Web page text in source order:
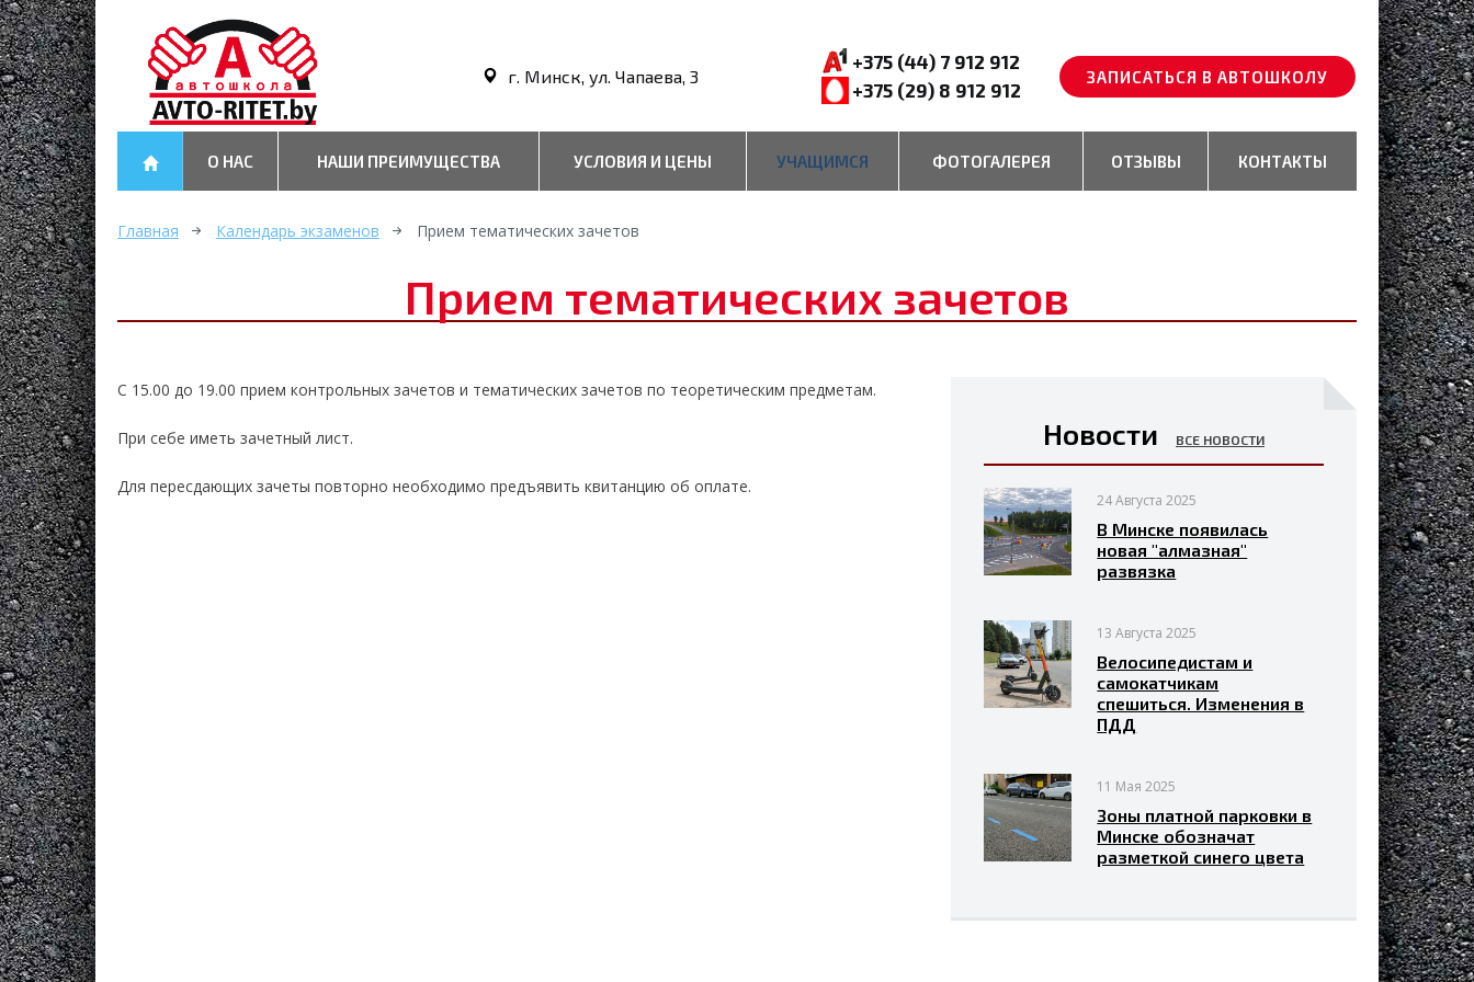
г. Минск, ул. Чапаева, 3
+375 (44) 7 912 912
+375 (29) 8 912 912
ЗАПИСАТЬСЯ В АВТОШКОЛУ
О НАС НАШИ ПРЕИМУЩЕСТВА УСЛОВИЯ И ЦЕНЫ УЧАЩИМСЯ ФОТОГАЛЕРЕЯ ОТЗЫВЫ КОНТАКТЫ
Главная Календарь экзаменов Прием тематических зачетов
Прием тематических зачетов
С 15.00 до 19.00 прием контрольных зачетов и тематических зачетов по теоретическим предметам.
При себе иметь зачетный лист.
Для пересдающих зачеты повторно необходимо предъявить квитанцию об оплате.
Новости ВСЕ НОВОСТИ
24 Августа 2025
В Минске появилась
новая "алмазная"
развязка
13 Августа 2025
Велосипедистам и
самокатчикам
спешиться. Изменения в
ПДД
11 Мая 2025
Зоны платной парковки в
Минске обозначат
разметкой синего цвета